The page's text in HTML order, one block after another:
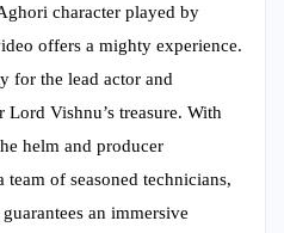
character played by
offers a mighty experience.
for the lead actor and
Vishnu’s treasure. With
helm and producer
of seasoned technicians,
an immersive